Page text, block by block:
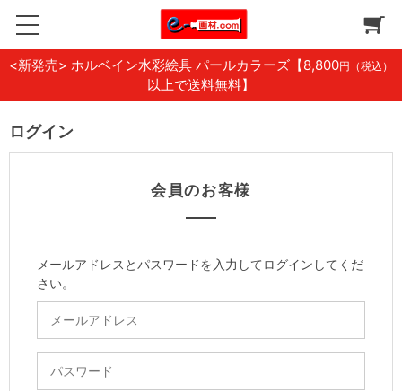
<新発売> ホルベイン水彩絵具 パールカラーズ 【8,800円（税込）
以上で送料無料】
ログイン
会員のお客様
メールアドレスとパスワードを入力してログインしてくだ
さい。